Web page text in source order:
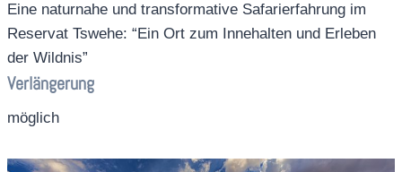
Eine naturnahe und transformative Safarierfahrung im
Reservat Tswehe: “Ein Ort zum Innehalten und Erleben
der Wildnis”
Verlängerung
möglich